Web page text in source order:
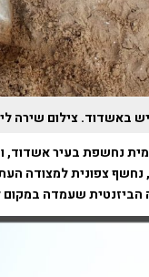
באשדוד. צילום שירה
נחשפת בעיר אשדוד,
צפונית למצודה
שעמדה במקום לפני כ-